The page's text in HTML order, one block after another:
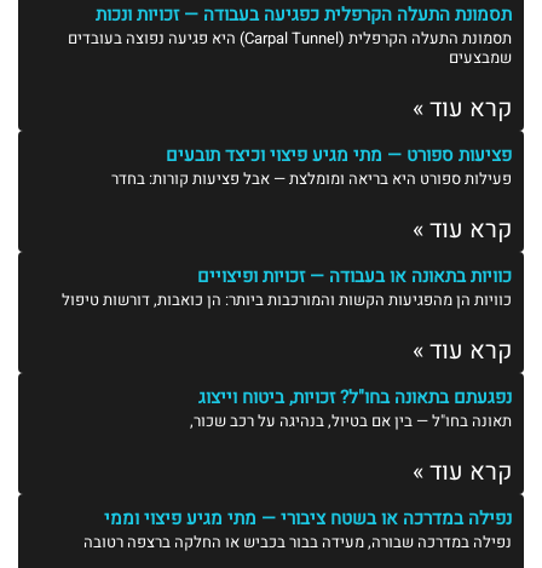
תסמונת התעלה הקרפלית כפגיעה בעבודה — זכויות ונכות
תסמונת התעלה הקרפלית (Carpal Tunnel) היא פגיעה נפוצה בעובדים
שמבצעים
קרא עוד »
פציעות ספורט — מתי מגיע פיצוי וכיצד תובעים
פעילות ספורט היא בריאה ומומלצת — אבל פציעות קורות: בחדר
קרא עוד »
כוויות בתאונה או בעבודה — זכויות ופיצויים
כוויות הן מהפגיעות הקשות והמורכבות ביותר: הן כואבות, דורשות טיפול
קרא עוד »
נפגעתם בתאונה בחו"ל? זכויות, ביטוח וייצוג
תאונה בחו"ל — בין אם בטיול, בנהיגה על רכב שכור,
קרא עוד »
נפילה במדרכה או בשטח ציבורי — מתי מגיע פיצוי וממי
נפילה במדרכה שבורה, מעידה בבור בכביש או החלקה ברצפה רטובה